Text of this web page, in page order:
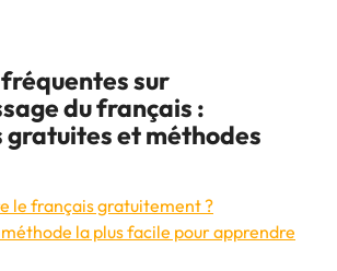
sur
du français :
gratuites et méthodes
le français gratuitement ?
la plus facile pour apprendre